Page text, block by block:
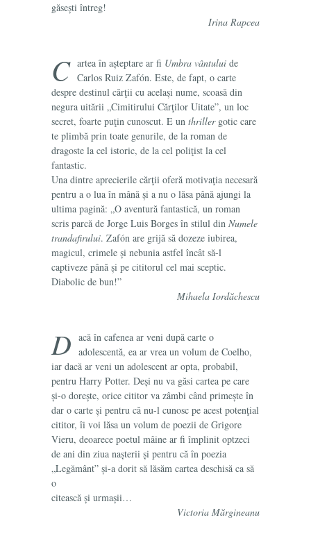
găsești întreg!
Irina Rapcea
C artea în așteptare ar fi Umbra vântului de
Carlos Ruiz Zafón. Este, de fapt, o carte
despre destinul cărţii cu același nume, scoasă din
negura uitării „Cimitirului Cărţilor Uitate”, un loc
secret, foarte puţin cunoscut. E un thriller gotic care
te plimbă prin toate genurile, de la roman de
dragoste la cel istoric, de la cel poliţist la cel
fantastic.
Una dintre aprecierile cărţii oferă motivaţia necesară
pentru a o lua în mână și a nu o lăsa până ajungi la
ultima pagină: „O aventură fantastică, un roman
scris parcă de Jorge Luis Borges în stilul din Numele
trandafirului. Zafón are grijă să dozeze iubirea,
magicul, crimele și nebunia astfel încât să-l
captiveze până și pe cititorul cel mai sceptic.
Diabolic de bun!”
Mihaela Iordăchescu
D acă în cafenea ar veni după carte o
adolescentă, ea ar vrea un volum de Coelho,
iar dacă ar veni un adolescent ar opta, probabil,
pentru Harry Potter. Deși nu va găsi cartea pe care
și-o dorește, orice cititor va zâmbi când primește în
dar o carte și pentru că nu-l cunosc pe acest potenţial
cititor, îi voi lăsa un volum de poezii de Grigore
Vieru, deoarece poetul mâine ar fi împlinit optzeci
de ani din ziua nașterii și pentru că în poezia
„Legământ” și-a dorit să lăsăm cartea deschisă ca să
o
citească și urmașii…
Victoria Mărgineanu